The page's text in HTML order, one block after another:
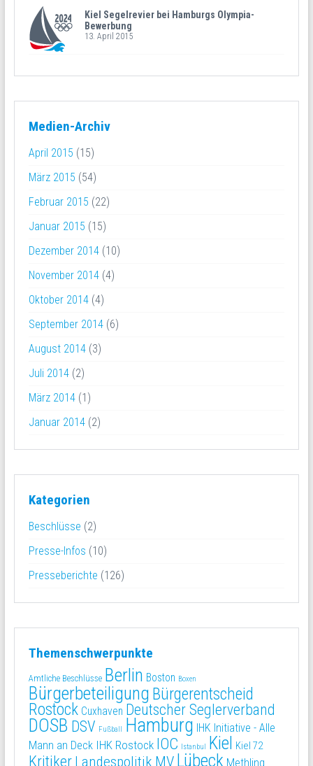
Kiel Segelrevier bei Hamburgs Olympia-
Bewerbung
13. April 2015
Medien-Archiv
April 2015 (15)
März 2015 (54)
Februar 2015 (22)
Januar 2015 (15)
Dezember 2014(10)
November 2014(4)
Oktober 2014(4)
September 2014(6)
August 2014(3)
Juli 2014(2)
März 2014(1)
Januar 2014(2)
Kategorien
Beschlüsse (2)
Presse-Infos (10)
Presseberichte (126)
Themenschwerpunkte
Amtliche Beschlüsse Berlin Boston Boxen
Bürgerbeteiligung Bürgerentscheid
Rostock Cuxhaven Deutscher Seglerverband
DOSB DSV Fußball Hamburg IHK Initiative - Alle
Mann an Deck IHK Rostock IOC Istanbul Kiel Kiel 72
Kritiker Landespolitik MV Lübeck Methling